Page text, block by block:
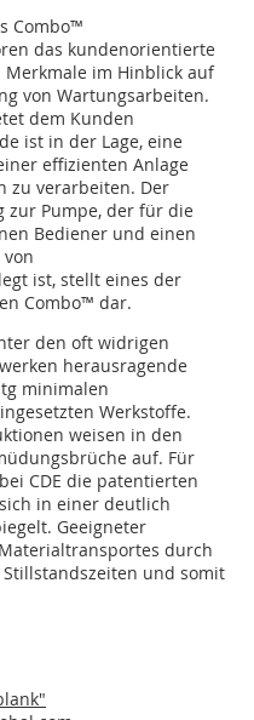
Combo™
das kundenorientierte
im Hinblick auf
von Wartungsarbeiten.
dem Kunden
ist in der Lage, eine
effizienten Anlage
zu verarbeiten. Der
zur Pumpe, der für die
Bediener und einen
ist, stellt eines der
Combo™ dar.
den oft widrigen
herausragende
minimalen
Werkstoffe.
weisen in den
auf. Für
CDE die patentierten
in einer deutlich
Geeigneter
durch
und somit